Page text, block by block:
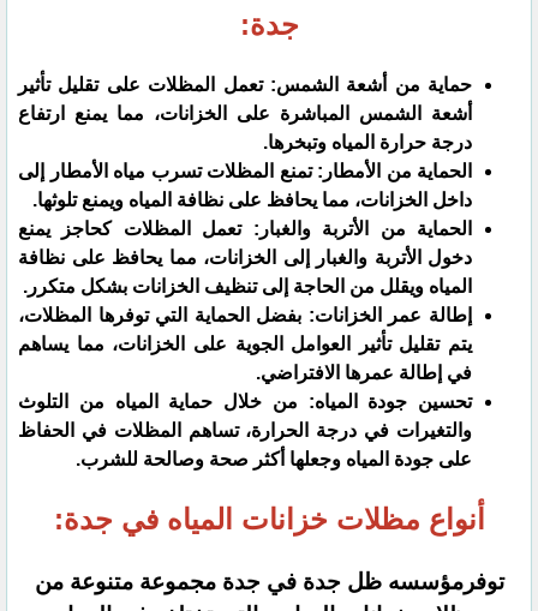
جدة:
حماية من أشعة الشمس: تعمل المظلات على تقليل تأثير
أشعة الشمس المباشرة على الخزانات، مما يمنع ارتفاع
درجة حرارة المياه وتبخرها.
الحماية من الأمطار: تمنع المظلات تسرب مياه الأمطار إلى
داخل الخزانات، مما يحافظ على نظافة المياه ويمنع تلوثها.
الحماية من الأتربة والغبار: تعمل المظلات كحاجز يمنع
دخول الأتربة والغبار إلى الخزانات، مما يحافظ على نظافة
المياه ويقلل من الحاجة إلى تنظيف الخزانات بشكل متكرر.
إطالة عمر الخزانات: بفضل الحماية التي توفرها المظلات،
يتم تقليل تأثير العوامل الجوية على الخزانات، مما يساهم
في إطالة عمرها الافتراضي.
تحسين جودة المياه: من خلال حماية المياه من التلوث
والتغيرات في درجة الحرارة، تساهم المظلات في الحفاظ
على جودة المياه وجعلها أكثر صحة وصالحة للشرب.
أنواع مظلات خزانات المياه في جدة:
توفرمؤسسه ظل جدة في جدة مجموعة متنوعة من